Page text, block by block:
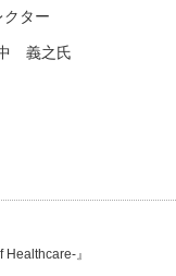
ター
義之氏
』